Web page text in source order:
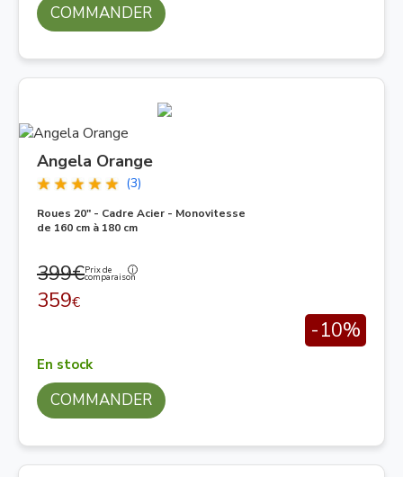
COMMANDER
Angela Orange
(3)
Roues 20" - Cadre Acier - Monovitesse
de 160 cm à 180 cm
399€Prix de
comparaison
359€
-10%
En stock
COMMANDER